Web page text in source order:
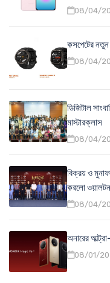
08/04/
কসপেটের নতুন
08/04/
ডিজিটাল
মাস্টারক্লাস
08/04/
বিক্রয় ও
করলো ওয়ালটন
08/04/
অনারের
08/01/